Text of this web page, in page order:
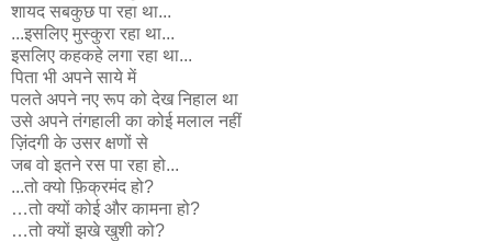
शायद सबकुछ पा रहा था...
...इसलिए मुस्कुरा रहा था...
इसलिए कहकहे लगा रहा था...
पिता भी अपने साये में
पलते अपने नए रूप को देख निहाल था
उसे अपने तंगहाली का कोई मलाल नहीं
ज़िंदगी के उसर क्षणों से
जब वो इतने रस पा रहा हो...
...तो क्यो फ़िक्रमंद हो?
…तो क्यों कोई और कामना हो?
…तो क्यों झखे खुशी को?